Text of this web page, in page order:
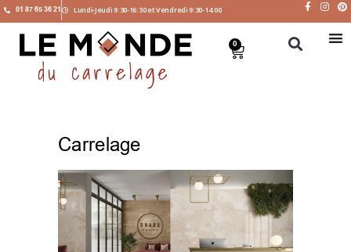
01 87 65 36 21 Lundi-Jeudi 9:30-16:30 et Vendredi 9:30-14:00
0
Carrelage